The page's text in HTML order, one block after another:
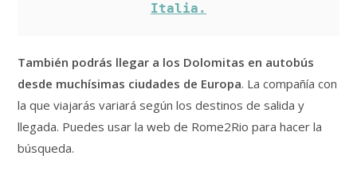
Italia.
También podrás llegar a los Dolomitas en autobús
desde muchísimas ciudades de Europa. La compañía con
la que viajarás variará según los destinos de salida y
llegada. Puedes usar la web de Rome2Rio para hacer la
búsqueda.